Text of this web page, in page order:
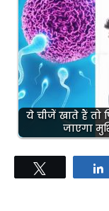
ये चीजें खाते हैं तो
जाएगा